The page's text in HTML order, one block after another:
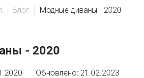
Блог Модные диваны - 2020
- 2020
Обновлено: 21.02.2023